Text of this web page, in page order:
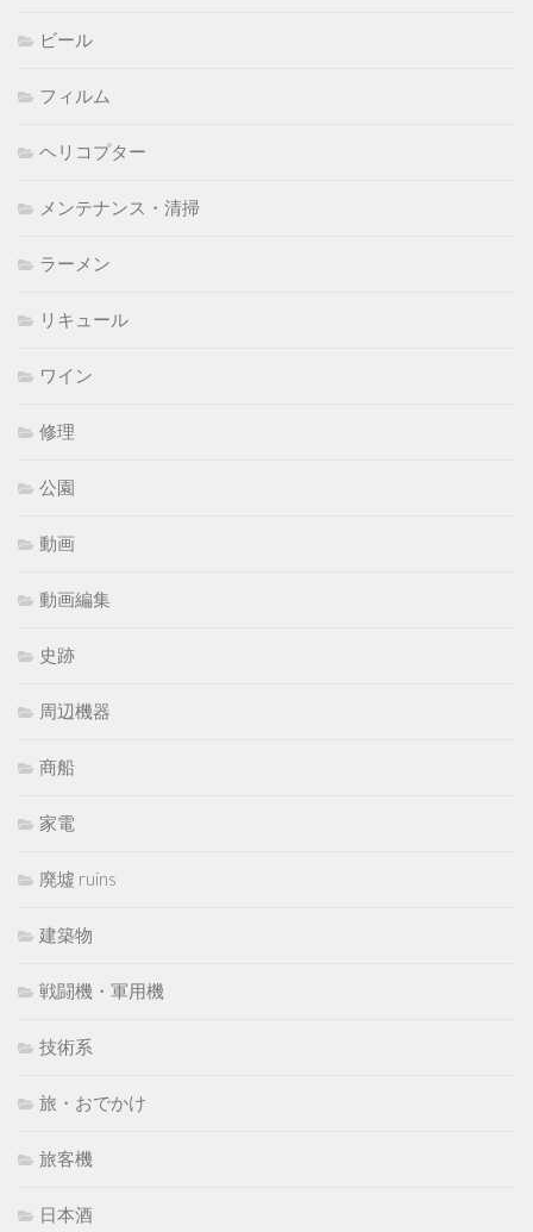
ビール
フィルム
ヘリコプター
メンテナンス・清掃
ラーメン
リキュール
ワイン
修理
公園
動画
動画編集
史跡
周辺機器
商船
家電
廃墟 ruins
建築物
戦闘機・軍用機
技術系
旅・おでかけ
旅客機
日本酒